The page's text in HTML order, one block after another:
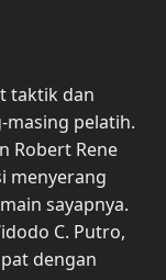
taktik dan
pelatih.
Robert Rene
menyerang
sayapnya.
C. Putro,
dengan